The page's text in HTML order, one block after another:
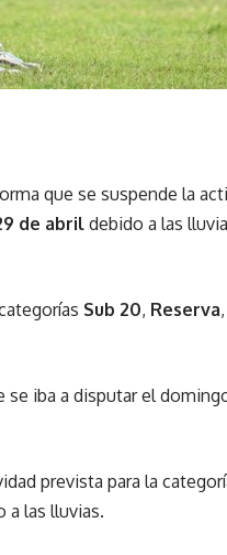
que se suspende la
de abrildebido a las
Sub 20, Reserva,
se iba a disputar el
prevista para la
a las lluvias.